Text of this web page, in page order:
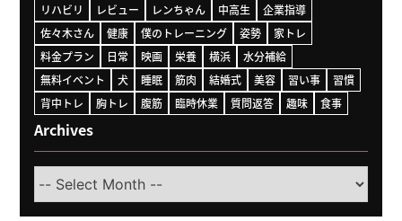
リハビリ
レビュー レンちゃん 中高生
企業指導
佐々木さん
健康 僕のトレーニング 姿勢
家トレ
料金プラン
日常 映画 栄養 横浜
水分補給
無料イベント
犬 睡眠 筋肉 結婚式 美容 習い事
習慣
背中トレ
胸トレ 腹筋 臨時休業 質問返答 趣味 食事
Archives
Select
Month